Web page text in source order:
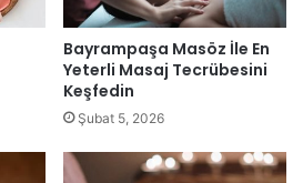
Bayrampaşa Masöz İle En
Yeterli Masaj Tecrübesini
Keşfedin
Şubat 5, 2026